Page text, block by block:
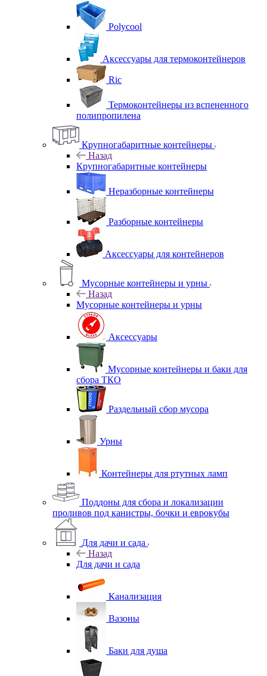
Polycool
Аксессуары для термоконтейнеров
Ric
Термоконтейнеры из вспененного
полипропилена
Крупногабаритные контейнеры
Назад
Крупногабаритные контейнеры
Неразборные контейнеры
Разборные контейнеры
Аксессуары для контейнеров
Мусорные контейнеры и урны
Назад
Мусорные контейнеры и урны
Аксессуары
Мусорные контейнеры и баки для
сбора ТКО
Раздельный сбор мусора
Урны
Контейнеры для ртутных ламп
Поддоны для сбора и локализации
проливов под канистры, бочки и еврокубы
Для дачи и сада
Назад
Для дачи и сада
Канализация
Вазоны
Баки для душа